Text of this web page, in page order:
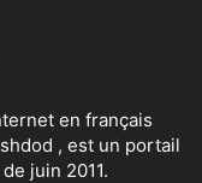
en français
, est un portail
juin 2011.